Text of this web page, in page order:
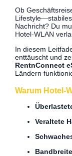
Ob
Nachricht? Du
Hotel-WLAN
In diesem
enttäuscht und
RentnConnect
Ländern
Warum Hotel-
Veraltete